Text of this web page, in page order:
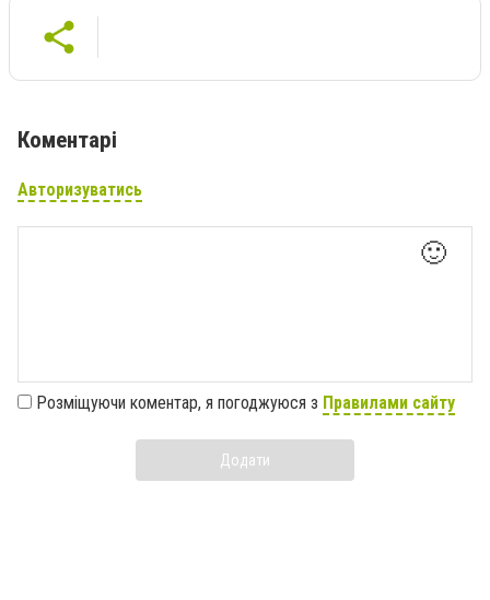
Коментарі
Авторизуватись
🙂
Розміщуючи коментар, я погоджуюся з Правилами сайту
Додати